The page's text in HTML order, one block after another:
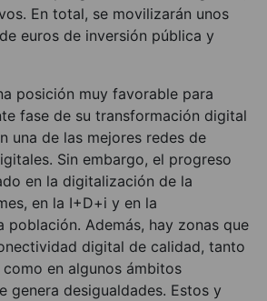
En total, se movilizarán unos
euros de inversión pública y
posición muy favorable para
fase de su transformación digital
una de las mejores redes de
Sin embargo, el progreso
en la digitalización de la
en la I+D+i y en la
población. Además, hay zonas que
digital de calidad, tanto
en algunos ámbitos
genera desigualdades. Estos y